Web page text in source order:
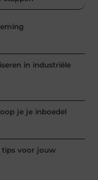
in industriële
je je inboedel
tips voor jouw